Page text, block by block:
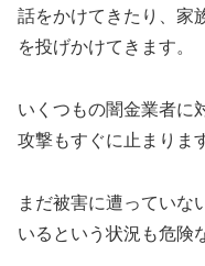
話をかけてきたり、家
を投げかけてきます。
いくつもの闇金業者に
攻撃もすぐに止まりま
まだ被害に遭っていな
いるという状況も危険